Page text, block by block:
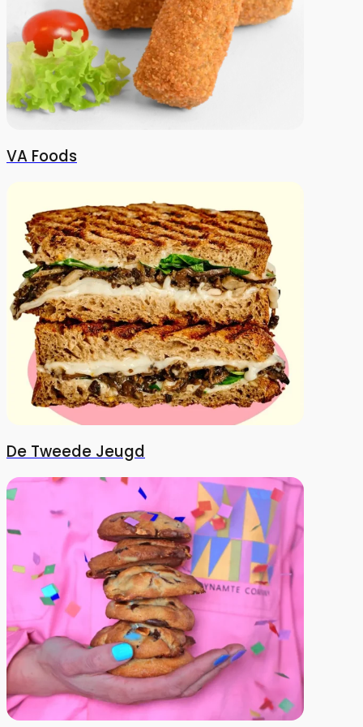
VA Foods
De Tweede Jeugd